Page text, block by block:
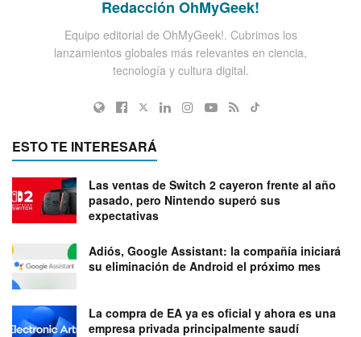
Redacción OhMyGeek!
Equipo editorial de OhMyGeek!. Cubrimos los
lanzamientos globales más relevantes en ciencia,
tecnología y cultura digital.
ESTO TE INTERESARÁ
Las ventas de Switch 2 cayeron frente al año
pasado, pero Nintendo superó sus
expectativas
Adiós, Google Assistant: la compañía iniciará
su eliminación de Android el próximo mes
La compra de EA ya es oficial y ahora es una
empresa privada principalmente saudí